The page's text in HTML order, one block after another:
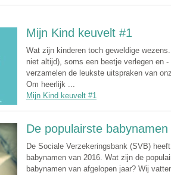
Mijn Kind keuvelt #1
Wat zijn kinderen toch geweldige
niet altijd), soms een beetje verlegen en
verzamelen de leukste uitspraken van
Om heerlijk ...
Mijn Kind keuvelt #1
De populairste
De Sociale Verzekeringsbank (SVB)
babynamen van 2016. Wat zijn de
babynamen van afgelopen jaar? Wij